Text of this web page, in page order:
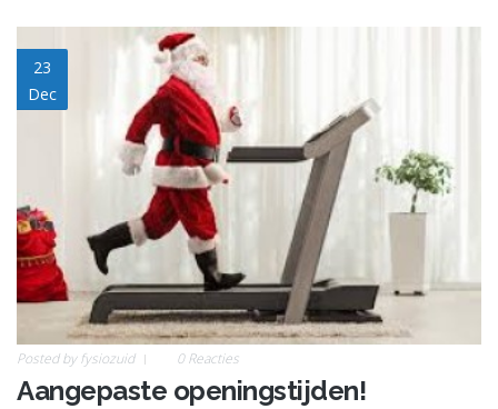
23
Dec
downloaden.jpg
Posted byfysiozuid 0 Reacties
Aangepaste openingstijden!